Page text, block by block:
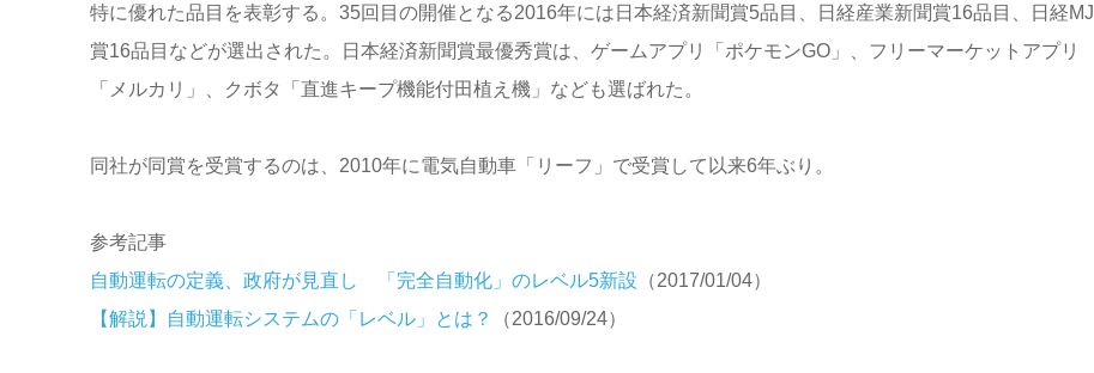
特に優れた品目を表彰する。35回目の開催となる2016年には日本経済新聞賞5品目、日経産業新聞賞16品目、日経MJ
賞16品目などが選出された。日本経済新聞賞最優秀賞は、ゲームアプリ「ポケモンGO」、フリーマーケットアプリ
「メルカリ」、クボタ「直進キープ機能付田植え機」なども選ばれた。
同社が同賞を受賞するのは、2010年に電気自動車「リーフ」で受賞して以来6年ぶり。
参考記事
自動運転の定義、政府が見直し 「完全自動化」のレベル5新設 （2017/01/04）
【解説】自動運転システムの「レベル」とは？
（2016/09/24）